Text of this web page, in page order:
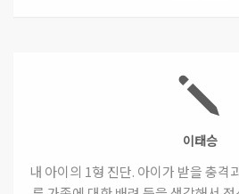
이태승
내 아이의 1형 진단. 아이가 받을 충격